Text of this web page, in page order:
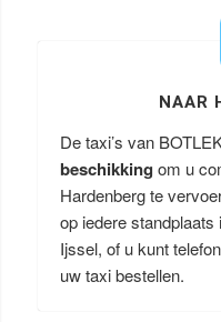
NAAR
De taxi’s van
beschikking om u
Hardenberg te
op iedere
Ijssel, of u kunt
uw taxi bestellen.